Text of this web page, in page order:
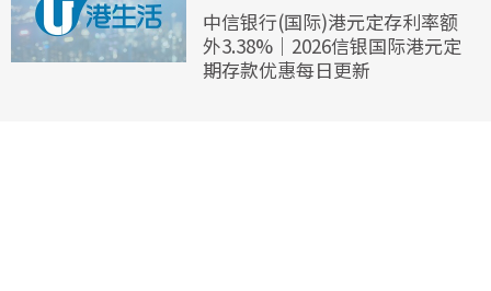
中信银行(国际)港元定存利率额
外3.38%｜2026信银国际港元定
期存款优惠每日更新